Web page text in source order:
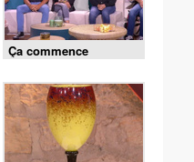
Ça commence
aujourd'hui -
03/08/2026